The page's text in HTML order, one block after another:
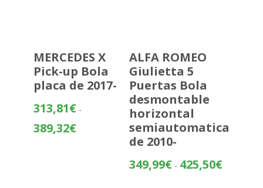
MERCEDES X
Pick-up Bola
placa de 2017-
313,81€ -
389,32€Rango
ALFA ROMEO
Giulietta 5
Puertas Bola
desmontable
horizontal
semiautomatica
de 2010-
349,99€ - 425,50€Rango